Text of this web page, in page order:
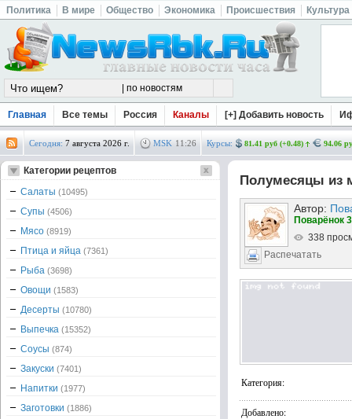
Политика В мире Общество Экономика Происшествия Культура
Главная Все темы Россия Каналы [+] Добавить новость
Сегодня: 7 августа 2026 г. MSK 11 :26 Курсы: 81.41 руб (+0.48) 94.06
Полумесяцы из
Автор:
Поварёнок
338
Распечатать
Категория:
Добавлено:
Категории рецептов
Салаты (10495)
Супы (4506)
Мясо (8919)
Птица и яйца (7361)
Рыба (3698)
Овощи (1583)
Десерты (10780)
Выпечка (15352)
Соусы (874)
Закуски (7401)
Напитки (1977)
Заготовки (1886)